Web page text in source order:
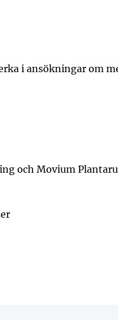
i ansökningar om
och Movium